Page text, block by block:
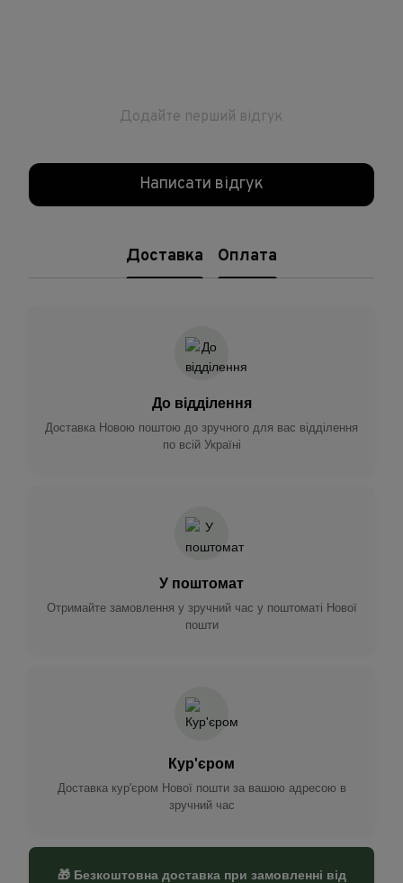
Додайте перший відгук
Написати відгук
Доставка Оплата
До відділення
Доставка Новою поштою до зручного для вас відділення
по всій Україні
У поштомат
Отримайте замовлення у зручний час у поштоматі Нової
пошти
Кур'єром
Доставка кур'єром Нової пошти за вашою адресою в
зручний час
🎁 Безкоштовна доставка при замовленні від